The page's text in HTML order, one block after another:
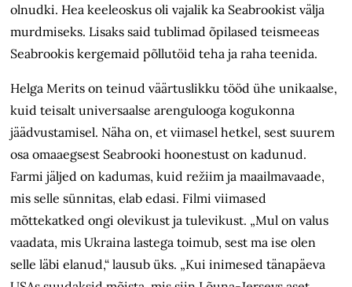
olnudki. Hea keeleoskus oli vajalik ka Seabrookist välja
murdmiseks. Lisaks said tublimad õpilased teismeeas
Seabrookis kergemaid põllutöid teha ja raha teenida.
Helga Merits on teinud väärtuslikku tööd ühe unikaalse,
kuid teisalt universaalse arengulooga kogukonna
jäädvustamisel. Näha on, et viimasel hetkel, sest suurem
osa omaaegsest Seabrooki hoonestust on kadunud.
Farmi jäljed on kadumas, kuid režiim ja maailmavaade,
mis selle sünnitas, elab edasi. Filmi viimased
mõttekatked ongi olevikust ja tulevikust. „Mul on valus
vaadata, mis Ukraina lastega toimub, sest ma ise olen
selle läbi elanud,“ lausub üks. „Kui inimesed tänapäeva